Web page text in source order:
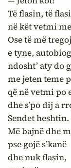
Të flasin, të
në kët vetmi
Ose të më
e tyne,
ndosht’ aty do
me jeten teme
që në vetmi po
dhe s’po dij a
Sendet
Më bajnë dhe
pse gojë s’kanë
dhe nuk flasin,